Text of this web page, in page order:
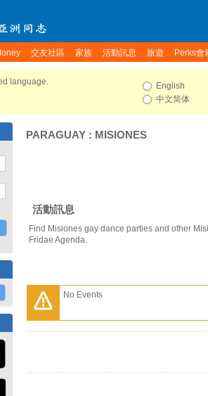
交友社區 家族 活動訊息 旅遊 Perks會
language.
English
中文简体
PARAGUAY : MISIONES
活動訊息
Find Misiones gay dance parties and other
Fridae Agenda.
No Events